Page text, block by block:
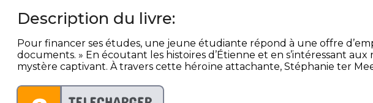
Description du livre:
Pour financer ses études, une jeune étudiante répond à une offre
documents. » En écoutant les histoires d’Étienne et en s’intéressant
mystère captivant. À travers cette héroïne attachante, Stéphanie ter